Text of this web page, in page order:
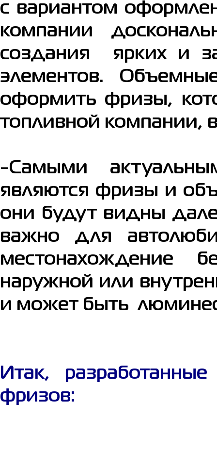
с вариантом
компании
создания ярких и
элементов.
оформить фризы,
топливной компании,
-Самыми
являются фризы и
они будут видны
важно для
местонахождение
наружной или
и может быть
Итак,
фризов: